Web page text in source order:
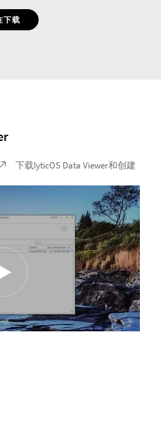
下载
下载lyticOS Data Viewer和创建